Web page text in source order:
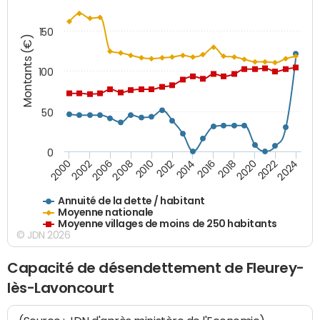
Montants (€)
Annuité de la dette / habitant
Moyenne nationale
Moyenne villages de moins de 250 habitants
200020022006200820102012201420162018202020222024
0
50
100
150
© JDN 2026
Capacité de désendettement de Fleurey-
lès-Lavoncourt